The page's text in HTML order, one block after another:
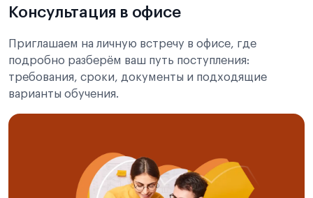
Консультация в офисе
Приглашаем на личную встречу в офисе, где
подробно разберём ваш путь поступления:
требования, сроки, документы и подходящие
варианты обучения.